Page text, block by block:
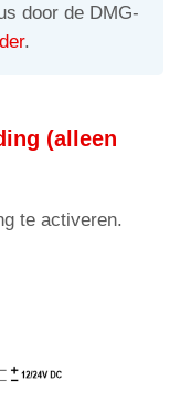
door de DMG-
.
(alleen
te activeren.